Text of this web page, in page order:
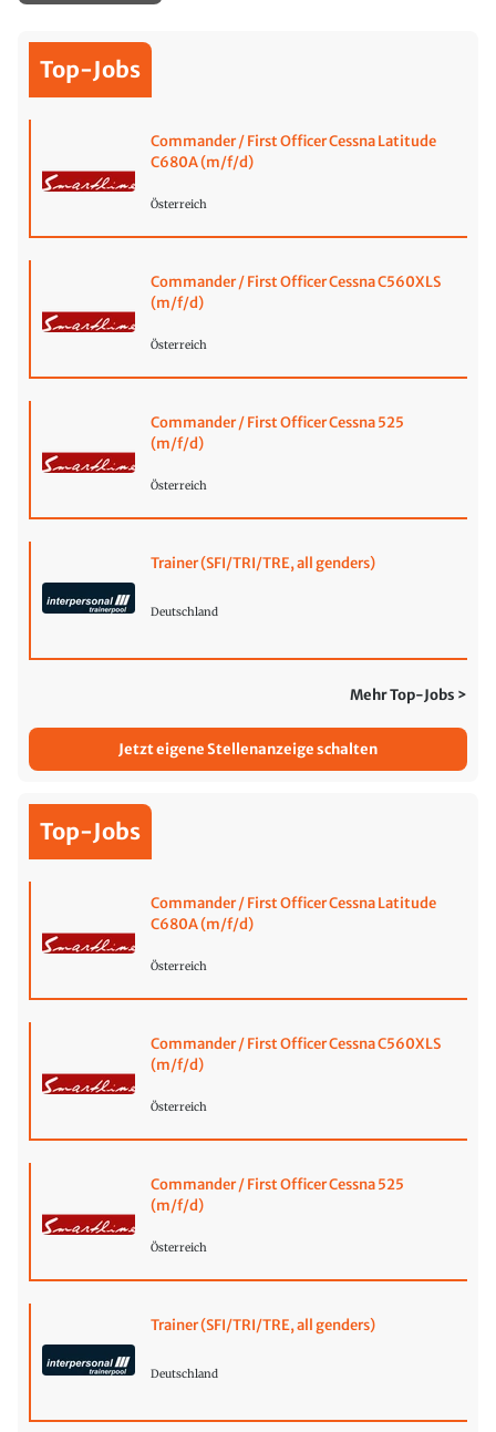
Top-Jobs
Commander / First Officer Cessna Latitude
C680A (m/f/d)
Österreich
Commander / First Officer Cessna C560XLS
(m/f/d)
Österreich
Commander / First Officer Cessna 525
(m/f/d)
Österreich
Trainer (SFI/TRI/TRE, all genders)
Deutschland
Mehr Top-Jobs >
Jetzt eigene Stellenanzeige schalten
Top-Jobs
Commander / First Officer Cessna Latitude
C680A (m/f/d)
Österreich
Commander / First Officer Cessna C560XLS
(m/f/d)
Österreich
Commander / First Officer Cessna 525
(m/f/d)
Österreich
Trainer (SFI/TRI/TRE, all genders)
Deutschland